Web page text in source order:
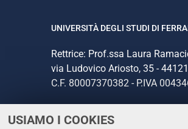
USIAMO I COOKIES
UNIVERSITÀ DEGLI STUDI DI
Rettrice: Prof.ssa Laura
via Ludovico Ariosto, 35 -
C.F. 80007370382 - P.IVA
CONTATTI